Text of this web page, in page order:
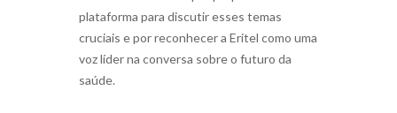
plataforma para discutir esses temas
cruciais e por reconhecer a Eritel como uma
voz líder na conversa sobre o futuro da
saúde.